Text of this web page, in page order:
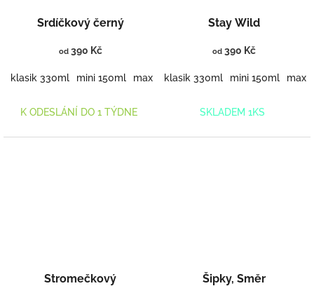
Srdíčkový černý
od390 Kč
klasik 330ml mini 150ml maxi 460ml
K ODESLÁNÍ DO 1 TÝDNE
Stay Wild
od390 Kč
klasik 330ml mini 150ml maxi
SKLADEM 1KS
Stromečkový Šipky, Směr